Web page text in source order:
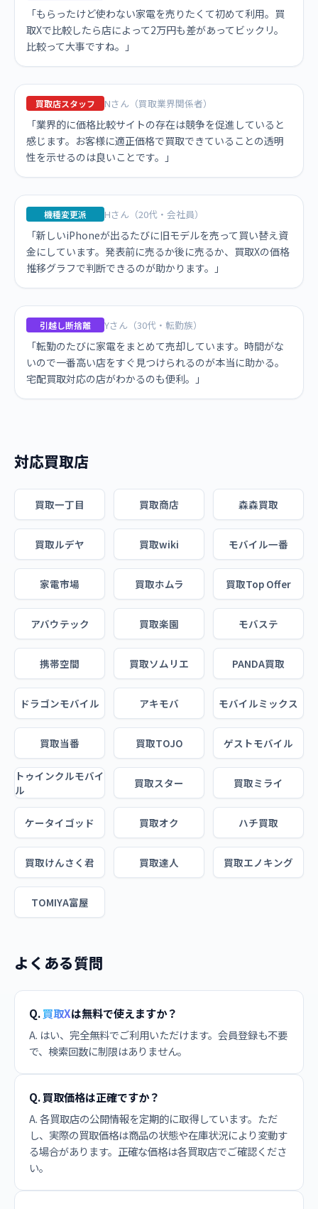
「もらったけど使わない家電を売りたくて初めて利用。買
取Xで比較したら店によって2万円も差があってビックリ。
比較って大事ですね。」
買取店スタッフ Nさん（買取業界関係者）
「業界的に価格比較サイトの存在は競争を促進していると
感じます。お客様に適正価格で買取できていることの透明
性を示せるのは良いことです。」
機種変更派 Hさん（20代・会社員）
「新しいiPhoneが出るたびに旧モデルを売って買い替え資
金にしています。発表前に売るか後に売るか、買取Xの価格
推移グラフで判断できるのが助かります。」
引越し断捨離 Yさん（30代・転勤族）
「転勤のたびに家電をまとめて売却しています。時間がな
いので一番高い店をすぐ見つけられるのが本当に助かる。
宅配買取対応の店がわかるのも便利。」
対応買取店
買取一丁目 買取商店 森森買取
買取ルデヤ 買取wiki モバイル一番
家電市場 買取ホムラ 買取Top Offer
アバウテック 買取楽園 モバステ
携帯空間 買取ソムリエ PANDA買取
ドラゴンモバイル アキモバ モバイルミックス
買取当番 買取TOJO ゲストモバイル
トゥインクルモバイ
ル
買取スター 買取ミライ
ケータイゴッド 買取オク ハチ買取
買取けんさく君 買取達人 買取エノキング
TOMIYA富屋
よくある質問
Q.買取Xは無料で使えますか？
A. はい、完全無料でご利用いただけます。会員登録も不要
で、検索回数に制限はありません。
Q. 買取価格は正確ですか？
A. 各買取店の公開情報を定期的に取得しています。ただ
し、実際の買取価格は商品の状態や在庫状況により変動す
る場合があります。正確な価格は各買取店でご確認くださ
い。